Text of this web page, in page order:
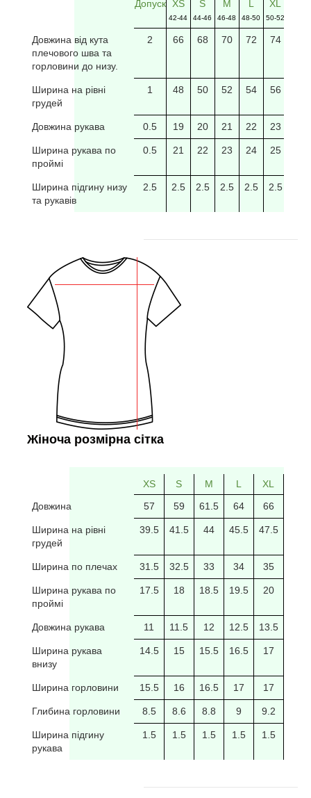
Допуск XS
42-44
S
44-46
M
46-48 48-50
XL
50-52
Довжина від кута
плечового шва та
горловини до низу.
2 66 68 70 72 74
Ширина на рівні
грудей
1 48 50 52 54 56
Довжина рукава 0.5 19 20 21 22 23
Ширина рукава по
проймі
0.5 21 22 23 24 25
Ширина підгину низу
та рукавів
2.5 2.5 2.5 2.5 2.5 2.5
Жіноча розмірна сітка
XS S M L XL
Довжина
57 59 61.5 64 66
Ширина на рівні
грудей
39.5 41.5 44 45.5 47.5
Ширина по плечах 31.5 32.5 33 34 35
Ширина рукава по
проймі
17.5 18 18.5 19.5 20
Довжина рукава 11 11.5 12 12.5 13.5
Ширина рукава
внизу
14.5 15 15.5 16.5 17
Ширина горловини 15.5 16 16.5 17 17
Глибина горловини 8.5 8.6 8.8 9 9.2
Ширина підгину
рукава
1.5 1.5 1.5 1.5 1.5